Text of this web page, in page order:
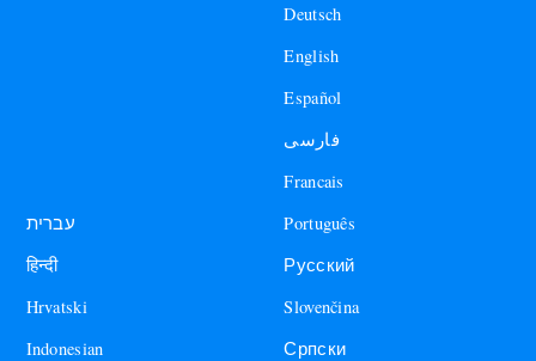
Deutsch
English
Español
فارسی
Francais
עברית
हिन्दी
Hrvatski
Indonesian
Português
Русский
Slovenčina
Српски